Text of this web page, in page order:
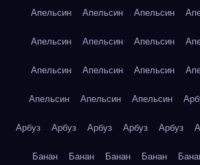
Апельсин Апельсин Апельсин
Апельсин Апельсин Апельсин
Апельсин Апельсин Апельсин
Апельсин Апельсин Апельсин
Арбуз Арбуз Арбуз Арбуз Арбуз
Банан Банан Банан Банан